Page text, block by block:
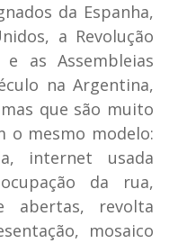
da Espanha,
a Revolução
as Assembleias
na Argentina,
que são muito
o mesmo modelo:
internet usada
da rua,
abertas, revolta
mosaico